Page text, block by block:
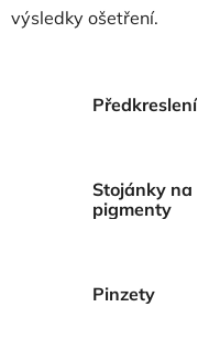
výsledky ošetření.
Předkreslení
Stojánky na
pigmenty
Pinzety